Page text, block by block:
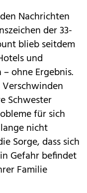
Nachrichten
der 33-
blieb seitdem
und
ohne Ergebnis.
Schwester
für sich
nicht
Sorge, dass sich
Gefahr befindet
Familie